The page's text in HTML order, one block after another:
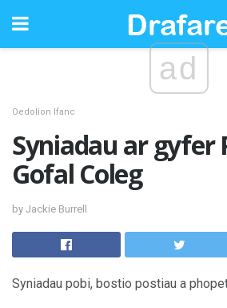
ad
Oedolion Ifanc
Syniadau ar gyfer
Gofal Coleg
by Jackie Burrell
Syniadau pobi, bostio postiau a